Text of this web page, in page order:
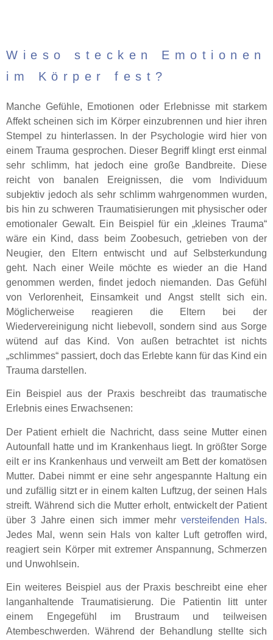
Wieso stecken Emotionen
im Körper fest?
Manche Gefühle, Emotionen oder Erlebnisse mit starkem
Affekt scheinen sich im Körper einzubrennen und hier ihren
Stempel zu hinterlassen. In der Psychologie wird hier von
einem Trauma gesprochen. Dieser Begriff klingt erst einmal
sehr schlimm, hat jedoch eine große Bandbreite. Diese
reicht von banalen Ereignissen, die vom Individuum
subjektiv jedoch als sehr schlimm wahrgenommen wurden,
bis hin zu schweren Traumatisierungen mit physischer oder
emotionaler Gewalt. Ein Beispiel für ein „kleines Trauma“
wäre ein Kind, dass beim Zoobesuch, getrieben von der
Neugier, den Eltern entwischt und auf Selbsterkundung
geht. Nach einer Weile möchte es wieder an die Hand
genommen werden, findet jedoch niemanden. Das Gefühl
von Verlorenheit, Einsamkeit und Angst stellt sich ein.
Möglicherweise reagieren die Eltern bei der
Wiedervereinigung nicht liebevoll, sondern sind aus Sorge
wütend auf das Kind. Von außen betrachtet ist nichts
„schlimmes“ passiert, doch das Erlebte kann für das Kind ein
Trauma darstellen.
Ein Beispiel aus der Praxis beschreibt das traumatische
Erlebnis eines Erwachsenen:
Der Patient erhielt die Nachricht, dass seine Mutter einen
Autounfall hatte und im Krankenhaus liegt. In größter Sorge
eilt er ins Krankenhaus und verweilt am Bett der komatösen
Mutter. Dabei nimmt er eine sehr angespannte Haltung ein
und zufällig sitzt er in einem kalten Luftzug, der seinen Hals
streift. Während sich die Mutter erholt, entwickelt der Patient
über 3 Jahre einen sich immer mehr versteifenden Hals.
Jedes Mal, wenn sein Hals von kalter Luft getroffen wird,
reagiert sein Körper mit extremer Anspannung, Schmerzen
und Unwohlsein.
Ein weiteres Beispiel aus der Praxis beschreibt eine eher
langanhaltende Traumatisierung. Die Patientin litt unter
einem Engegefühl im Brustraum und teilweisen
Atembeschwerden. Während der Behandlung stellte sich